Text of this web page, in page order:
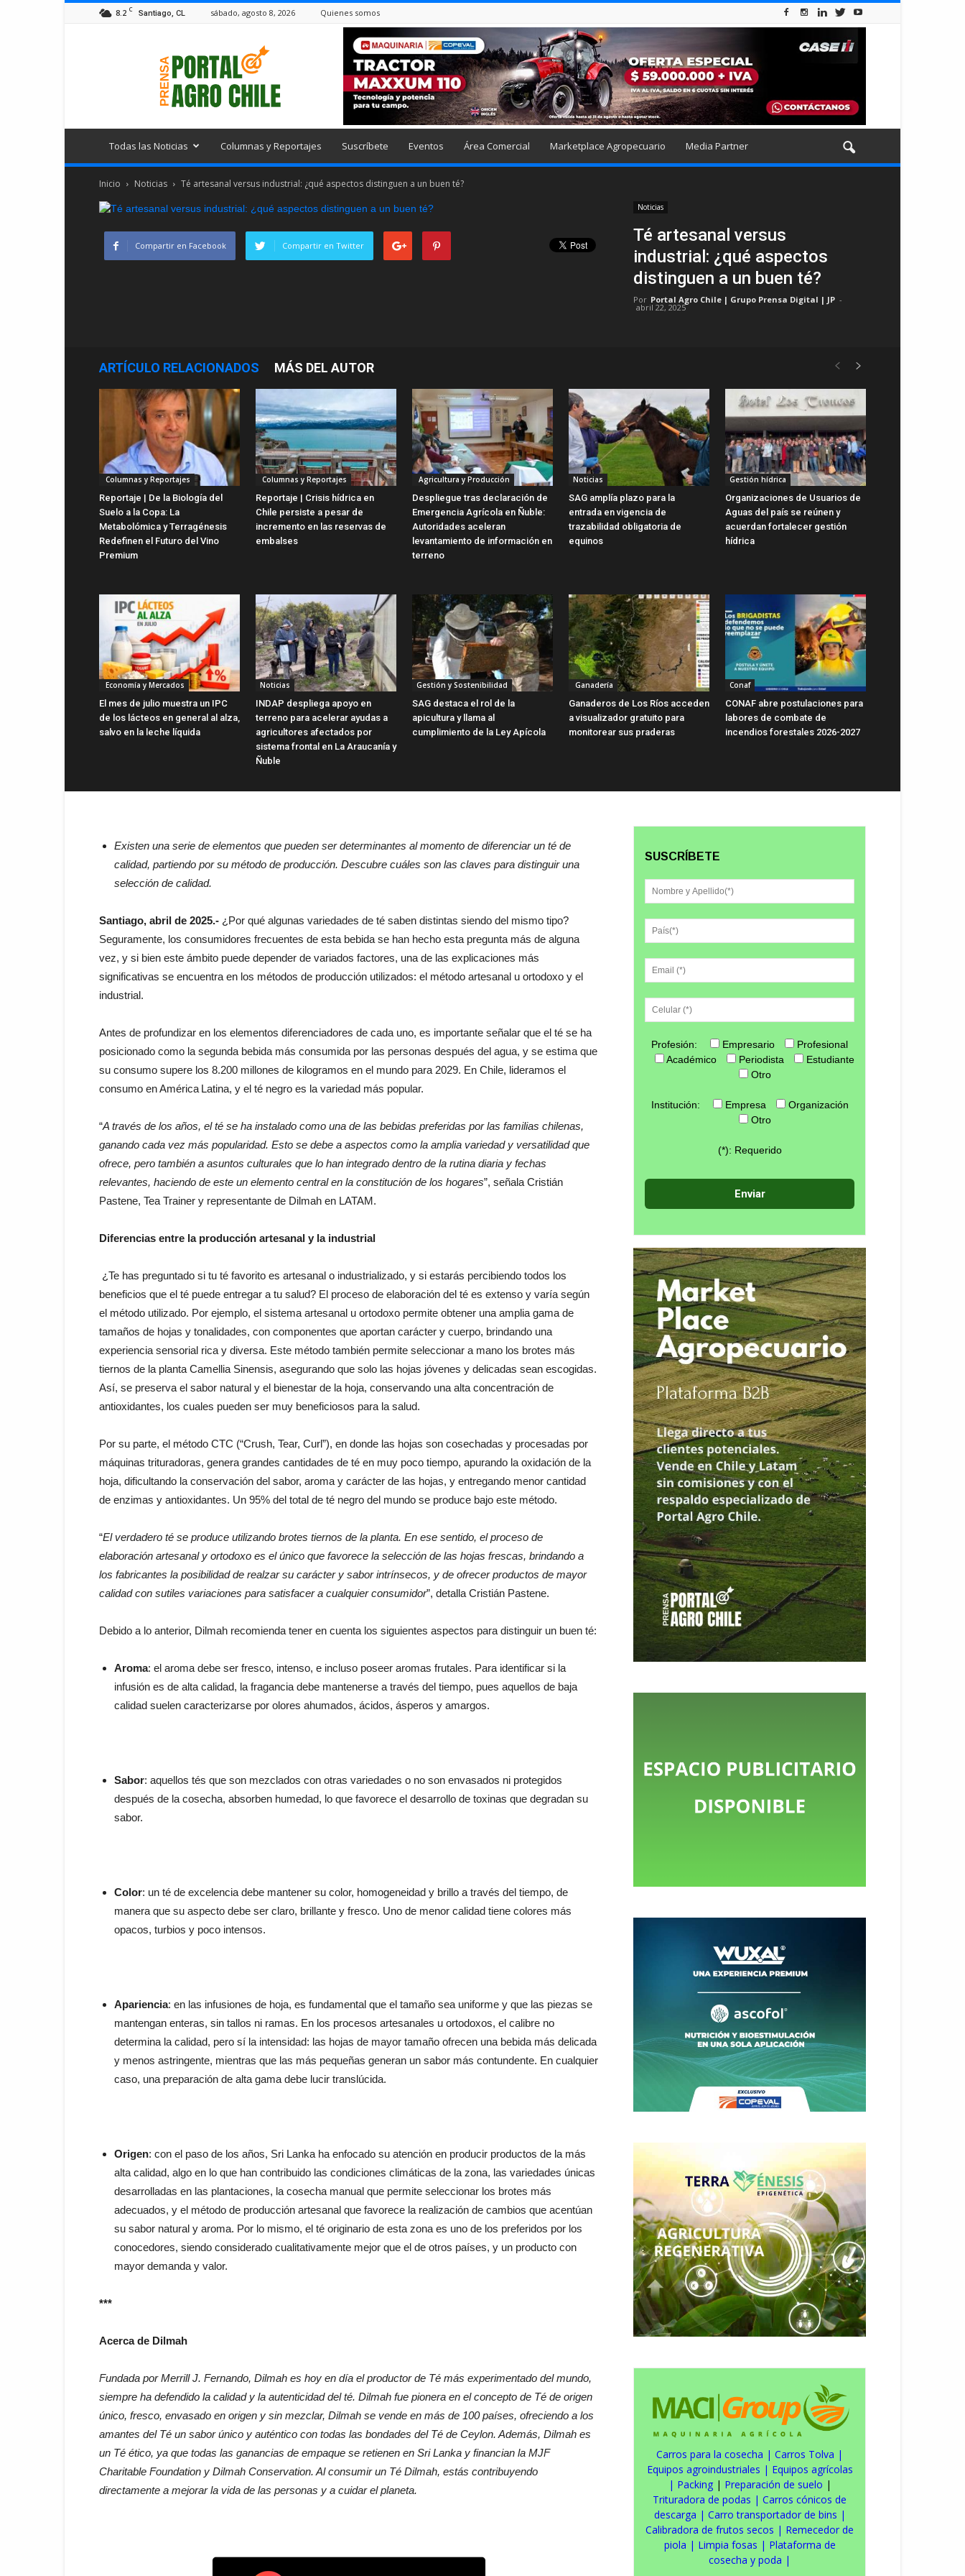
8.2 C Santiago, CL sábado, agosto 8, 2026 Quienes somos
Todas las Noticias Columnas y Reportajes Suscríbete Eventos Área Comercial Marketplace Agropecuario Media Partner
Inicio Noticias Té artesanal versus industrial: ¿qué aspectos distinguen a un buen té?
Noticias
Té artesanal versus
industrial: ¿qué aspectos
distinguen a un buen té?
Por Portal Agro Chile | Grupo Prensa Digital | JP -
abril 22, 2025
Compartir en Facebook Compartir en Twitter
ARTÍCULO RELACIONADOS MÁS DEL AUTOR
Columnas y Reportajes
Reportaje | De la Biología del
Suelo a la Copa: La
Metabolómica y Terragénesis
Redefinen el Futuro del Vino
Premium
Columnas y Reportajes
Reportaje | Crisis hídrica en
Chile persiste a pesar de
incremento en las reservas de
embalses
Agricultura y Producción
Despliegue tras declaración de
Emergencia Agrícola en Ñuble:
Autoridades aceleran
levantamiento de información en
terreno
Noticias
SAG amplía plazo para la
entrada en vigencia de
trazabilidad obligatoria de
equinos
Gestión hídrica
Organizaciones de Usuarios de
Aguas del país se reúnen y
acuerdan fortalecer gestión
hídrica
Economía y Mercados
El mes de julio muestra un IPC
de los lácteos en general al alza,
salvo en la leche líquida
Noticias
INDAP despliega apoyo en
terreno para acelerar ayudas a
agricultores afectados por
sistema frontal en La Araucanía y
Ñuble
Gestión y Sostenibilidad
SAG destaca el rol de la
apicultura y llama al
cumplimiento de la Ley Apícola
Ganadería
Ganaderos de Los Ríos acceden
a visualizador gratuito para
monitorear sus praderas
Conaf
CONAF abre postulaciones para
labores de combate de
incendios forestales 2026-2027
Existen una serie de elementos que pueden ser determinantes al momento de diferenciar un té de
calidad, partiendo por su método de producción. Descubre cuáles son las claves para distinguir una
selección de calidad.
Santiago, abril de 2025.- ¿Por qué algunas variedades de té saben distintas siendo del mismo tipo?
Seguramente, los consumidores frecuentes de esta bebida se han hecho esta pregunta más de alguna
vez, y si bien este ámbito puede depender de variados factores, una de las explicaciones más
significativas se encuentra en los métodos de producción utilizados: el método artesanal u ortodoxo y el
industrial.
Antes de profundizar en los elementos diferenciadores de cada uno, es importante señalar que el té se ha
posicionado como la segunda bebida más consumida por las personas después del agua, y se estima que
su consumo supere los 8.200 millones de kilogramos en el mundo para 2029. En Chile, lideramos el
consumo en América Latina, y el té negro es la variedad más popular.
“A través de los años, el té se ha instalado como una de las bebidas preferidas por las familias chilenas,
ganando cada vez más popularidad. Esto se debe a aspectos como la amplia variedad y versatilidad que
ofrece, pero también a asuntos culturales que lo han integrado dentro de la rutina diaria y fechas
relevantes, haciendo de este un elemento central en la constitución de los hogares”, señala Cristián
Pastene, Tea Trainer y representante de Dilmah en LATAM.
Diferencias entre la producción artesanal y la industrial
¿Te has preguntado si tu té favorito es artesanal o industrializado, y si estarás percibiendo todos los
beneficios que el té puede entregar a tu salud? El proceso de elaboración del té es extenso y varía según
el método utilizado. Por ejemplo, el sistema artesanal u ortodoxo permite obtener una amplia gama de
tamaños de hojas y tonalidades, con componentes que aportan carácter y cuerpo, brindando una
experiencia sensorial rica y diversa. Este método también permite seleccionar a mano los brotes más
tiernos de la planta Camellia Sinensis, asegurando que solo las hojas jóvenes y delicadas sean escogidas.
Así, se preserva el sabor natural y el bienestar de la hoja, conservando una alta concentración de
antioxidantes, los cuales pueden ser muy beneficiosos para la salud.
Por su parte, el método CTC (“Crush, Tear, Curl”), en donde las hojas son cosechadas y procesadas por
máquinas trituradoras, genera grandes cantidades de té en muy poco tiempo, apurando la oxidación de la
hoja, dificultando la conservación del sabor, aroma y carácter de las hojas, y entregando menor cantidad
de enzimas y antioxidantes. Un 95% del total de té negro del mundo se produce bajo este método.
“El verdadero té se produce utilizando brotes tiernos de la planta. En ese sentido, el proceso de
elaboración artesanal y ortodoxo es el único que favorece la selección de las hojas frescas, brindando a
los fabricantes la posibilidad de realzar su carácter y sabor intrínsecos, y de ofrecer productos de mayor
calidad con sutiles variaciones para satisfacer a cualquier consumidor”, detalla Cristián Pastene.
Debido a lo anterior, Dilmah recomienda tener en cuenta los siguientes aspectos para distinguir un buen té:
Aroma: el aroma debe ser fresco, intenso, e incluso poseer aromas frutales. Para identificar si la
infusión es de alta calidad, la fragancia debe mantenerse a través del tiempo, pues aquellos de baja
calidad suelen caracterizarse por olores ahumados, ácidos, ásperos y amargos.
Sabor: aquellos tés que son mezclados con otras variedades o no son envasados ni protegidos
después de la cosecha, absorben humedad, lo que favorece el desarrollo de toxinas que degradan su
sabor.
Color: un té de excelencia debe mantener su color, homogeneidad y brillo a través del tiempo, de
manera que su aspecto debe ser claro, brillante y fresco. Uno de menor calidad tiene colores más
opacos, turbios y poco intensos.
Apariencia: en las infusiones de hoja, es fundamental que el tamaño sea uniforme y que las piezas se
mantengan enteras, sin tallos ni ramas. En los procesos artesanales u ortodoxos, el calibre no
determina la calidad, pero sí la intensidad: las hojas de mayor tamaño ofrecen una bebida más delicada
y menos astringente, mientras que las más pequeñas generan un sabor más contundente. En cualquier
caso, una preparación de alta gama debe lucir translúcida.
Origen: con el paso de los años, Sri Lanka ha enfocado su atención en producir productos de la más
alta calidad, algo en lo que han contribuido las condiciones climáticas de la zona, las variedades únicas
desarrolladas en las plantaciones, la cosecha manual que permite seleccionar los brotes más
adecuados, y el método de producción artesanal que favorece la realización de cambios que acentúan
su sabor natural y aroma. Por lo mismo, el té originario de esta zona es uno de los preferidos por los
conocedores, siendo considerado cualitativamente mejor que el de otros países, y un producto con
mayor demanda y valor.
***
Acerca de Dilmah
Fundada por Merrill J. Fernando, Dilmah es hoy en día el productor de Té más experimentado del mundo,
siempre ha defendido la calidad y la autenticidad del té. Dilmah fue pionera en el concepto de Té de origen
único, fresco, envasado en origen y sin mezclar, Dilmah se vende en más de 100 países, ofreciendo a los
amantes del Té un sabor único y auténtico con todas las bondades del Té de Ceylon. Además, Dilmah es
un Té ético, ya que todas las ganancias de empaque se retienen en Sri Lanka y financian la MJF
Charitable Foundation y Dilmah Conservation. Al consumir un Té Dilmah, estás contribuyendo
directamente a mejorar la vida de las personas y a cuidar el planeta.
SUSCRÍBETE
Profesión: Empresario
Profesional
Académico
Periodista
Estudiante
Otro
Institución: Empresa
Organización
Otro
(*): Requerido
Carros para la cosecha | Carros Tolva |
Equipos agroindustriales | Equipos agrícolas
| Packing| Preparación de suelo |
Trituradora de podas | Carros cónicos de
descarga | Carro transportador de bins |
Calibradora de frutos secos | Remecedor de
piola | Limpia fosas | Plataforma de
cosecha y poda |